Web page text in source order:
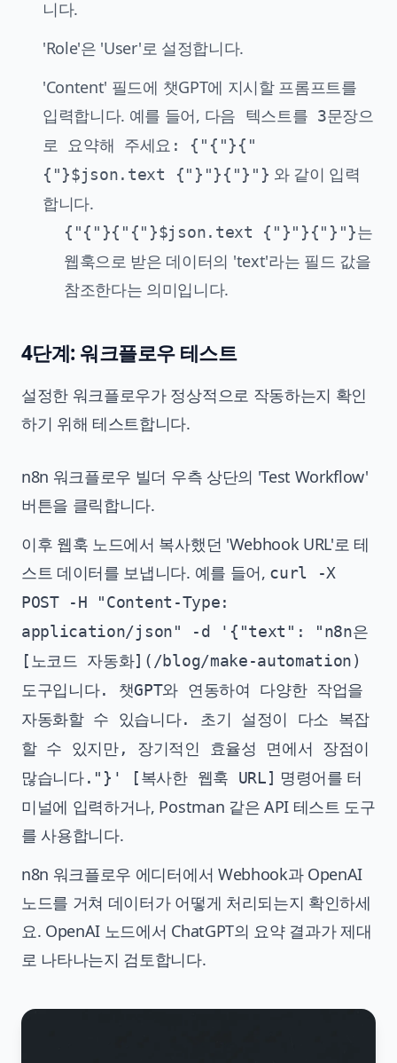
니다.
'Role'은 'User'로 설정합니다.
'Content' 필드에 챗GPT에 지시할 프롬프트를
입력합니다. 예를 들어, 다음 텍스트를 3문장으
로 요약해 주세요: {"{"}{"
{"}$json.text {"}"}{"}"} 와 같이 입력
합니다.
{"{"}{"{"}$json.text {"}"}{"}"}는
웹훅으로 받은 데이터의 'text'라는 필드 값을
참조한다는 의미입니다.
4단계: 워크플로우 테스트
설정한 워크플로우가 정상적으로 작동하는지 확인
하기 위해 테스트합니다.
n8n 워크플로우 빌더 우측 상단의 'Test Workflow'
버튼을 클릭합니다.
이후 웹훅 노드에서 복사했던 'Webhook URL'로 테
스트 데이터를 보냅니다. 예를 들어, curl -X
POST -H "Content-Type:
application/json" -d '{"text": "n8n은
[노코드 자동화](/blog/make-automation)
도구입니다. 챗GPT와 연동하여 다양한 작업을
자동화할 수 있습니다. 초기 설정이 다소 복잡
할 수 있지만, 장기적인 효율성 면에서 장점이
많습니다."}' [복사한 웹훅 URL] 명령어를 터
미널에 입력하거나, Postman 같은 API 테스트 도구
를 사용합니다.
n8n 워크플로우 에디터에서 Webhook과 OpenAI
노드를 거쳐 데이터가 어떻게 처리되는지 확인하세
요. OpenAI 노드에서 ChatGPT의 요약 결과가 제대
로 나타나는지 검토합니다.